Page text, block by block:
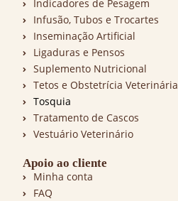
Indicadores de Pesagem
Infusão, Tubos e Trocartes
Inseminação Artificial
Ligaduras e Pensos
Suplemento Nutricional
Tetos e Obstetrícia Veterinária
Tosquia
Tratamento de Cascos
Vestuário Veterinário
Apoio ao cliente
Minha conta
FAQ